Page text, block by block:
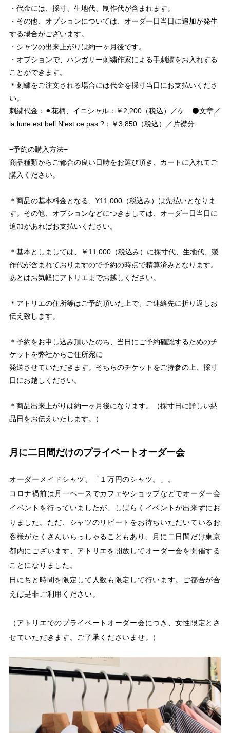
・代金には、採寸、生地代、制作代が含まれます。
・その他、オプションについては、オーダー日当日に追加が発生
する場合がございます。
・シャツの出来上がりは約一ヶ月後です。
・オプションで、ハンガリー刺繍作家による手刺繍をお入れする
ことができます。
＊刺繍をご注文される場合には代金を採寸当日にお支払いくださ
い。
刺繍代金：⚫︎花柄、イニシャル：￥2,200（税込）／ケ ⚫️文章／
la lune est bell.N'est ce pas ?：￥3,850（税込）／片襟分
−予約の購入方法−
商品種類からご都合の良い日時をお選び頂き、カートに入れてご
購入ください。
＊商品の基本料金となる、¥11,000（税込み）は先払いとなりま
す。その他、オプションなどにつきましては、オーダー日当日に
追加があればお支払いください。
＊基本としましては、￥11,000（税込み）に採寸代、生地代、製
作代が含まれておりますので予約の時点で精算済みとなります。
あとはお気軽にアトリエまでお越しください。
＊アトリエの住所等はご予約頂いた上で、ご連絡先に折り返しお
伝え致します。
＊予約をお申し込み頂いたのち、当日にご予約確認するためのチ
ケットを弊社からご住所宛に
発送させていただきます。そちらのチケットをご持参の上、採寸
日にお越しください。
＊商品出来上がりは約一ヶ月後になります。（採寸日に詳しい納
品日をお伝えいたします。）
月に二日間だけのプライベートオーダー会
オーダーメイドシャツ、「１万円のシャツ。」。
コロナ禍前は月一ペースでカフェやショップなどでオーダー会
イベントを行っていましたが、しばらくイベントが出来ずにお
りました。ただ、シャツのリピートをお待ちいただいているお
客様がたくさんいらっしゃることもあり、月に二日間だけ東京
都内にございます、アトリエを開放してオーダー会を開催する
ことになりました。
日にちと時間を限定して人数も限定して行います。ご都合が合
えば是非ご利用ください。
（アトリエでのプライベートオーダー会につき、女性限定とさ
せていただきます。ご了承くださいませ。）